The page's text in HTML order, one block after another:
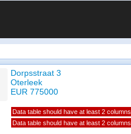
Dorpsstraat 3
Oterleek
EUR 775000
Data table should have at least 2 columns
Data table should have at least 2 columns